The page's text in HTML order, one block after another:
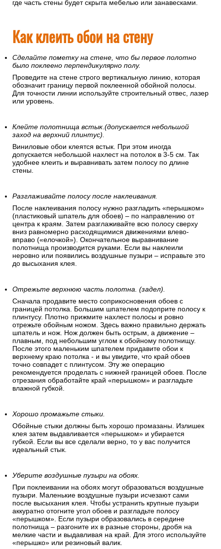
Откуда начинать клеить обои?
этом желательно использовать отвес или уровень, чтобы
полосы не пошли вкривь. Заканчивать оклеивание нужно в
где часть стены будет скрыта мебелью или занавесками.
Как клеить обои на стену
Проведите на стене строго вертикальную линию, которая
обозначит границу первой поклеенной обойной полосы.
Для точности линии используйте строительный отвес, лазер
или уровень.
Виниловые обои клеятся встык. При этом иногда
допускается небольшой нахлест на потолок в 3-5 см. Так
удобнее клеить и выравнивать затем полосу по длине
стены.
Разглаживайте полосу после наклеивания.
После наклеивания полосу нужно разгладить «перышком»
(пластиковый шпатель для обоев) – по направлению от
вниз равномерно расходящимися движениями влево-
вправо («елочкой»). Окончательное выравнивание
полотнища производится руками. Если вы наклеили
неровно или появились воздушные пузыри – исправьте это
до высыхания клея.
Отрежьте верхнюю часть полотна. (задел).
Сначала продавите место соприкосновения обоев с
границей потолка. Большим шпателем подоприте полосу к
плинтусу. Плотно прижмите нахлест полосы и ровно
отрежьте обойным ножом. Здесь важно правильно держать
шпатель и нож. Нож должен быть острым, а движение –
плавным, под небольшим углом к обойному полотнищу.
верхнему краю потолка - и вы увидите, что край обоев
точно совпадет с плинтусом. Эту же операцию
рекомендуется проделать с нижней границей обоев. После
отрезания обработайте край «перышком» и разгладьте
влажной губкой.
Обойные стыки должны быть хорошо промазаны. Излишек
клея затем выдавливается «перышком» и убирается
губкой. Если вы все сделали верно, то у вас получится
идеальный стык.
Уберите воздушные пузыри на обоях.
При поклеивании на обоях могут образоваться воздушные